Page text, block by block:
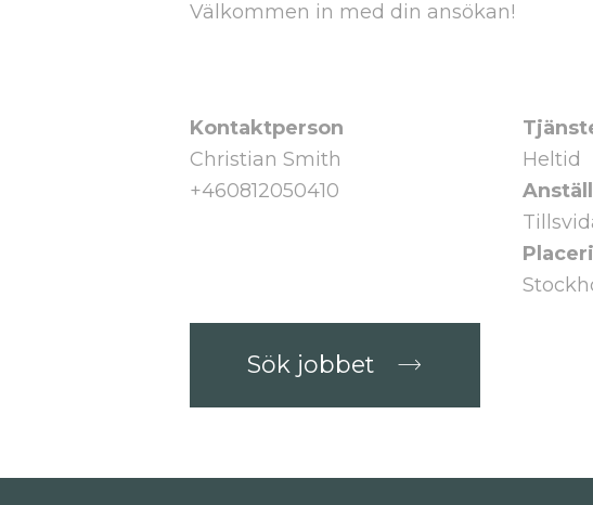
Välkommen in med din ansökan!
Kontaktperson
Christian Smith
+460812050410
Heltid
Sök jobbet